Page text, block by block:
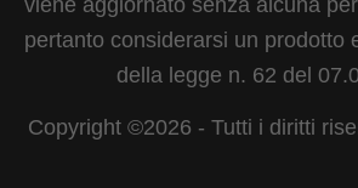
pertanto considerarsi un prodotto
della legge n. 62 del
Copyright ©2026 - Tutti i diritti